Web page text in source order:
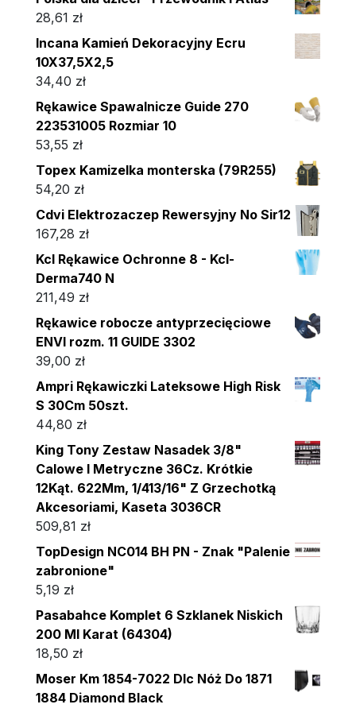
28,61 zł
Incana Kamień Dekoracyjny Ecru
10X37,5X2,5
34,40 zł
Rękawice Spawalnicze Guide 270
223531005 Rozmiar 10
53,55 zł
Topex Kamizelka monterska (79R255)
54,20 zł
Cdvi Elektrozaczep Rewersyjny No Sir12
167,28 zł
Kcl Rękawice Ochronne 8 - Kcl-
Derma740 N
211,49 zł
Rękawice robocze antyprzecięciowe
ENVI rozm. 11 GUIDE 3302
39,00 zł
Ampri Rękawiczki Lateksowe High Risk
S 30Cm 50szt.
44,80 zł
King Tony Zestaw Nasadek 3/8"
Calowe I Metryczne 36Cz. Krótkie
12Kąt. 622Mm, 1/413/16" Z Grzechotką
Akcesoriami, Kaseta 3036CR
509,81 zł
TopDesign NC014 BH PN - Znak "Palenie
zabronione"
5,19 zł
Pasabahce Komplet 6 Szklanek Niskich
200 Ml Karat (64304)
18,50 zł
Moser Km 1854-7022 Dlc Nóż Do 1871
1884 Diamond Black